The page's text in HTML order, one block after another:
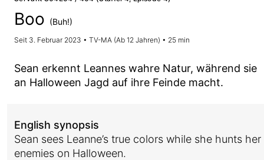
Boo (Buh!)
Seit 3. Februar 2023 • TV-MA (Ab 12 Jahren) • 25 min
Sean erkennt Leannes wahre Natur, während sie
an Halloween Jagd auf ihre Feinde macht.
English synopsis
Sean sees Leanne’s true colors while she hunts her
enemies on Halloween.